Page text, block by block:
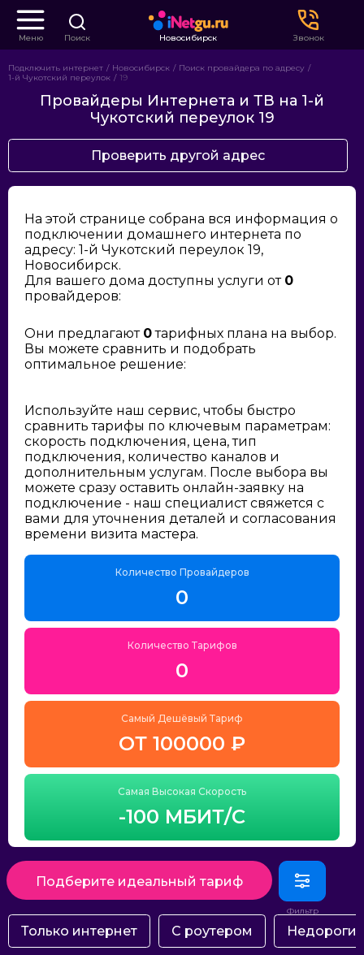
Меню Поиск Новосибирск Звонок
Подключить интернет Новосибирск
Поиск провайдера по адресу
1-й Чукотский переулок
19
Провайдеры Интернета и ТВ на 1-й
Чукотский переулок 19
Проверить другой адрес
На этой странице собрана вся информация о
подключении домашнего интернета по
адресу: 1-й Чукотский переулок 19,
Новосибирск.
Для вашего дома доступны услуги от 0
провайдеров:
Они предлагают 0тарифных плана на выбор.
Вы можете сравнить и подобрать
оптимальное решение:
Используйте наш сервис, чтобы быстро
сравнить тарифы по ключевым параметрам:
скорость подключения, цена, тип
подключения, количество каналов и
дополнительным услугам. После выбора вы
можете сразу оставить онлайн-заявку на
подключение - наш специалист свяжется с
вами для уточнения деталей и согласования
времени визита мастера.
Количество Провайдеров
0
Количество Тарифов
0
Самый Дешёвый Тариф
ОТ 100000 ₽
Самая Высокая Скорость
-100 МБИТ/С
Подберите идеальный тариф
Только интернет С роутером Недорогие